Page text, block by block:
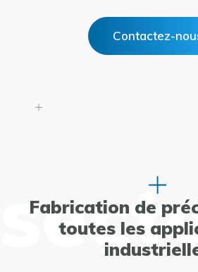
Contactez-
Fabrication de
toutes les